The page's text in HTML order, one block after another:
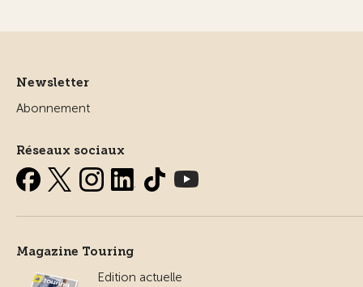
Newsletter
Abonnement
Réseaux sociaux
Magazine Touring
Edition actuelle